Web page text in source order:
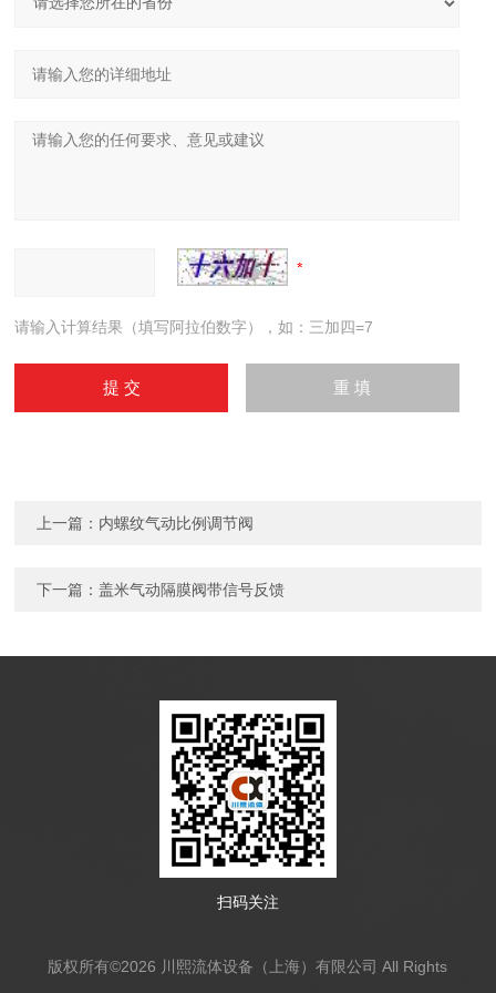
请输入计算结果（填写阿拉伯数字），如：三加四=7
上一篇： 内螺纹气动比例调节阀
下一篇：盖米气动隔膜阀带信号反馈
扫码关注
版权所有©2026 川熙流体设备（上海）有限公司 All Rights